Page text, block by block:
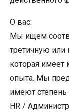
О вас:
Мы ищем
третичную
которая
опыта. Мы
имеют
HR /